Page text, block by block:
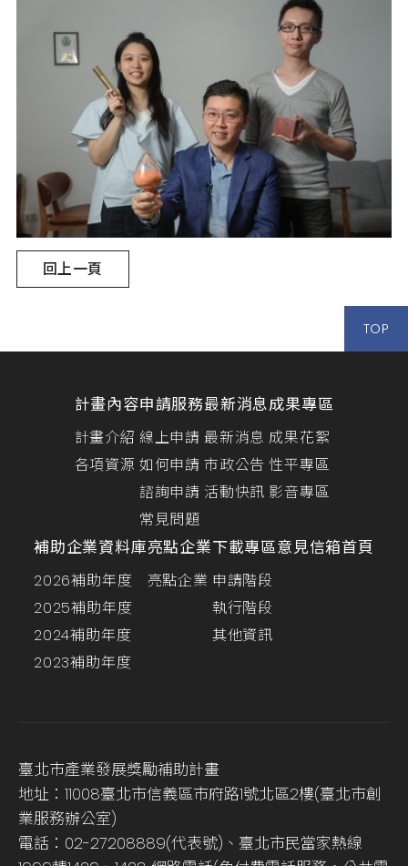
回上一頁
TOP
計畫內容
計畫介紹
各項資源
申請服務
線上申請
如何申請
諮詢申請
常見問題
最新消息
最新消息
市政公告
活動快訊
成果專區
成果花絮
性平專區
影音專區
補助企業資料庫
2026補助年度
2025補助年度
2024補助年度
2023補助年度
亮點企業
亮點企業
下載專區
申請階段
執行階段
其他資訊
意見信箱首頁
臺北市產業發展獎勵補助計畫
地址：11008臺北市信義區市府路1號北區2樓(臺北市創
業服務辦公室)
電話：02-27208889(代表號)、臺北市民當家熱線